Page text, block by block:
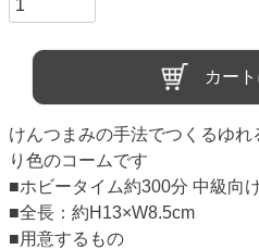
カー
けんつまみの手法でつくるゆ
り色のコームです
■ホビータイム約300分 中級向
■全長：約H13×W8.5cm
■用意するもの